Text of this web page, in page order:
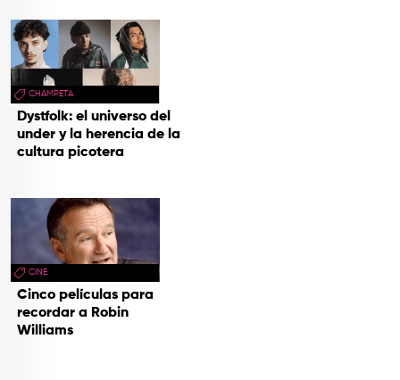
CHAMPETA
Dystfolk: el universo del
under y la herencia de la
cultura picotera
CINE
Cinco películas para
recordar a Robin
Williams